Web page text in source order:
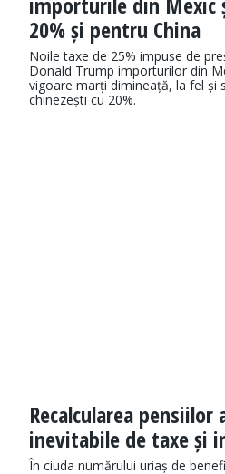
20% și pentru China
Noile taxe de 25% impuse de
Donald Trump importurilor din
vigoare marți dimineață, la fel și
chinezești cu 20%.
Recalcularea
inevitabile de taxe și
În ciuda numărului uriaș de